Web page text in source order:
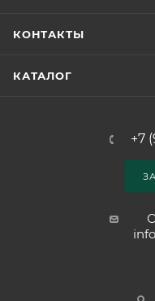
КОНТАКТЫ
КАТАЛОГ
+7